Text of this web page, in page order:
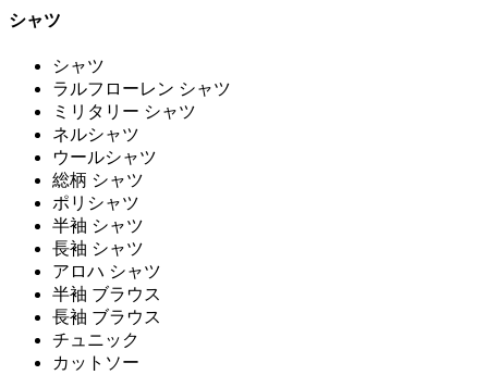
シャツ
シャツ
ラルフローレン シャツ
ミリタリー シャツ
ネルシャツ
ウールシャツ
総柄 シャツ
ポリシャツ
半袖 シャツ
長袖 シャツ
アロハ シャツ
半袖 ブラウス
長袖 ブラウス
チュニック
カットソー